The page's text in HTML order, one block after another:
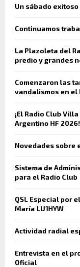
Un sábado
Continuamos
La Plazoleta del
predio y grandes
Comenzaron las
vandalismos en el
¡El Radio Club
Argentino HF 2026!
Novedades sobre
Sistema de
para el Radio Club
QSL Especial por
María LU1HYW
Actividad radial
Entrevista en el
Oficial